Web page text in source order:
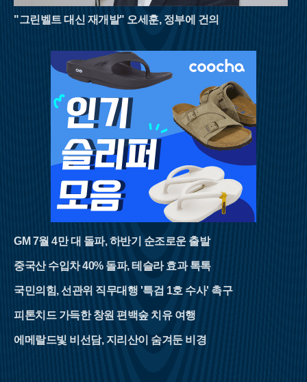
"그린벨트 대신 재개발" 오세훈, 정부에 건의
GM 7월 4만 대 돌파, 하반기 순조로운 출발
중국산 수입차 40% 돌파, 테슬라 효과 톡톡
국민의힘, 선관위 직무대행 '특검 1호 수사' 촉구
피톤치드 가득한 창원 편백숲 치유 여행
에메랄드빛 비선담, 지리산이 숨겨둔 비경